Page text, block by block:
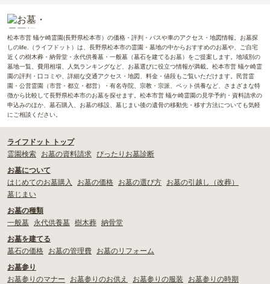
松本市営 蟻ケ崎霊園(長野県松本市）の価格・評判・バスや車のアクセス・地図情報。お墓探
しのlife.（ライフドット）は、長野県松本市の霊園・墓地の中からおすすめのお墓や、ご自宅
近くの樹木葬・納骨堂・永代供養墓・一般墓（墓石を建てるお墓）をご提案します。地域別の
墓地一覧、費用相場、人気ランキングなど、お墓選びに役立つ情報が満載。松本市営 蟻ケ崎霊
園の評判・口コミや、詳細な交通アクセス・地図、料金・値段もご覧いただけます。民営霊
園・公営霊園（市営・都立・都営）・有名寺院、宗教・宗派、ペット供養など、さまざまな特
徴から比較して長野県松本市のお墓を探せます。松本市営 蟻ケ崎霊園の見学予約・資料請求の
申込みのほか、墓石購入、お墓の移設、墓じまい後の遺骨の移動先・移す方法についても気軽
にご相談ください。
ライフドット トップ
霊園検索
お墓の資料請求 ぴったりお墓診断
お墓について
はじめてのお墓購入
お墓の価格 お墓の選び方
お墓の引越し（改葬）
墓じまい
お墓の種類
一般墓
永代供養墓 樹木葬 納骨堂
お墓を建てる
墓石の価格
お墓の管理費
お墓のリフォーム
お墓参り
お墓参りのマナー
お墓参りのお供え お墓参りの服装
お墓参りの時期